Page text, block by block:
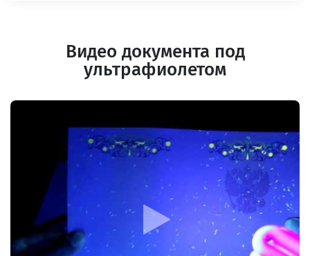
Видео документа под
ультрафиолетом